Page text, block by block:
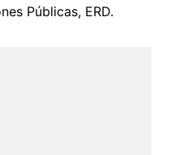
Públicas, ERD.